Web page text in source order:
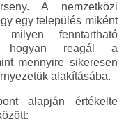
A nemzetközi
egy település miként
fenntartható
hogyan reagál a
mennyire sikeresen
alakításába.
alapján értékelte